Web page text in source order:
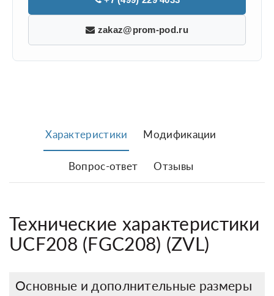
zakaz@prom-pod.ru
Характеристики Модификации
Вопрос-ответ Отзывы
Технические характеристики
UCF208 (FGC208) (ZVL)
Основные и дополнительные размеры